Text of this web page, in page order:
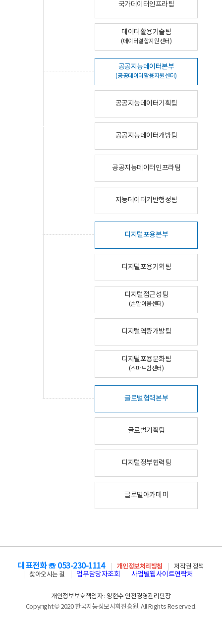
국가데이터인프라팀
데이터활용기술팀
(데이터결합지원센터)
공공지능데이터본부
(공공데이터활용지원센터)
공공지능데이터기획팀
공공지능데이터개방팀
공공지능데이터인프라팀
지능데이터기반행정팀
디지털포용본부
디지털포용기획팀
디지털접근성팀
(손말이음센터)
디지털역량개발팀
디지털포용문화팀
(스마트쉼센터)
글로벌협력본부
글로벌기획팀
디지털정부협력팀
글로벌아카데미
대표전화 ☏ 053-230-1114 개인정보처리방침
저작권 정책
찾아오시는 길
업무담당자조회 사업별웹사이트연락처
개인정보보호책임자 : 양현수 안전경영관리단장
Copyright © 2020 한국지능정보사회진흥원. All Rights Reserved.